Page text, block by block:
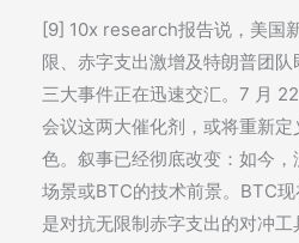
[9] 10x research报告说，美国
限、赤字支出激增及特朗普团
三大事件正在迅速交汇。7 月
会议这两大催化剂，或将重新
色。叙事已经彻底改变：如今
场景或BTC的技术前景。BTC现
是对抗无限制赤字支出的对冲工